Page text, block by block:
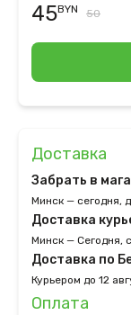
45BYN 50
Доставка
Забрать в
Минск — сегодня,
Доставка
Минск — Сегодня,
Доставка по
Курьером до 12
Оплата